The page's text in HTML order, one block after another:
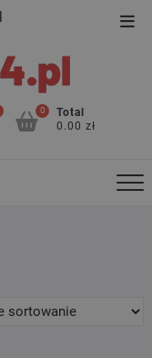
0
Total
0.00 zł